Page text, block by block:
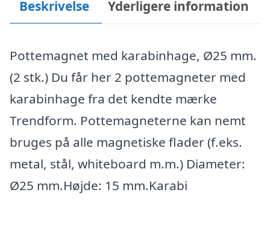
Beskrivelse Yderligere information
Pottemagnet med karabinhage, Ø25 mm.
(2 stk.) Du får her 2 pottemagneter med
karabinhage fra det kendte mærke
Trendform. Pottemagneterne kan nemt
bruges på alle magnetiske flader (f.eks.
metal, stål, whiteboard m.m.) Diameter:
Ø25 mm.Højde: 15 mm.Karabi